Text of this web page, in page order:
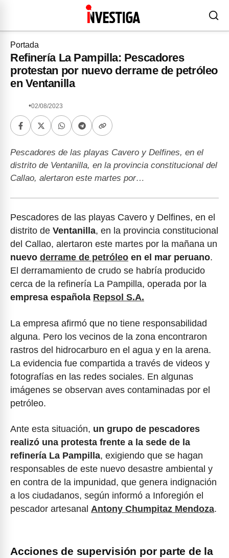
Portada
Refinería La Pampilla: Pescadores
protestan por nuevo derrame de petróleo
en Ventanilla
•02/08/2023
Pescadores de las playas Cavero y Delfines, en el
distrito de Ventanilla, en la provincia constitucional del
Callao, alertaron este martes por…
Pescadores de las playas Cavero y Delfines, en el
distrito de Ventanilla, en la provincia constitucional
del Callao, alertaron este martes por la mañana un
nuevo derrame de petróleo en el mar peruano.
El derramamiento de crudo se habría producido
cerca de la refinería La Pampilla, operada por la
empresa española Repsol S.A.
La empresa afirmó que no tiene responsabilidad
alguna. Pero los vecinos de la zona encontraron
rastros del hidrocarburo en el agua y en la arena.
La evidencia fue compartida a través de videos y
fotografías en las redes sociales. En algunas
imágenes se observan aves contaminadas por el
petróleo.
Ante esta situación, un grupo de pescadores
realizó una protesta frente a la sede de la
refinería La Pampilla, exigiendo que se hagan
responsables de este nuevo desastre ambiental y
en contra de la impunidad, que genera indignación
a los ciudadanos, según informó a Inforegión el
pescador artesanal Antony Chumpitaz Mendoza.
Acciones de supervisión por parte de la